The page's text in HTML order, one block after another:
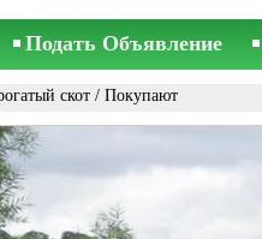
Подать Объявление
скот / Покупают